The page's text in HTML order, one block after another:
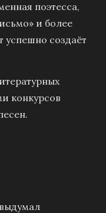
поэтесса,
и более
успешно создаёт
конкурсов